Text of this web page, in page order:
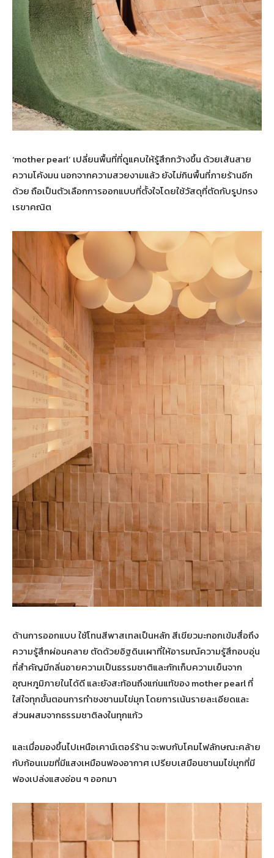
‘mother pearl’ เปลี่ยนพื้นที่ที่ดูแคบให้รู้สึกกว้างขึ้น ด้วยเส้นสาย
ความโค้งมน นอกจากความสวยงามแล้ว ยังไม่กินพื้นที่ภายร้านอีก
ด้วย ถือเป็นตัวเลือกการออกแบบที่ตั้งใจโดยใช้วัสดุที่ตัดกับรูปทรง
เรขาคณิต
ด้านการออกแบบ ใช้โทนสีพาสเทลเป็นหลัก สีเขียวมะกอกเข้มสื่อถึง
ความรู้สึกผ่อนคลาย ตัดด้วยอิฐดินเผาที่ให้อารมณ์ความรู้สึกอบอุ่น
ที่สำคัญมีกลิ่นอายความเป็นธรรมชาติและกักเก็บความเย็นจาก
อุณหภูมิภายในได้ดี และยังสะท้อนถึงแก่นแท้ของ mother pearl ที่
ใส่ใจทุกขั้นตอนการทำชงชานมไข่มุก โดยการเน้นรายละเอียดและ
ส่วนผสมจากธรรมชาติลงในทุกแก้ว
และเมื่อมองขึ้นไปเหนือเคาน์เตอร์ร้าน จะพบกับโคมไฟลักษณะคล้าย
กับก้อนเมฆที่มีแสงเหมือนฟองอากาศ เปรียบเสมือนชานมไข่มุกที่มี
ฟองเปล่งแสงอ่อน ๆ ออกมา